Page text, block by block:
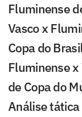
Fluminense
Vasco x
Copa do
Fluminense
de Copa do
Análise tática